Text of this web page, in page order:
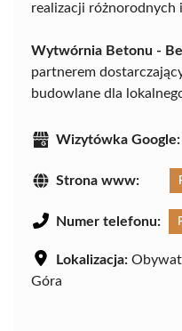
realizacji różnorodnych
Wytwórnia Betonu -
partnerem
budowlane dla
Wizytówka Google:
Strona www:
Numer telefonu:
Lokalizacja:
Góra